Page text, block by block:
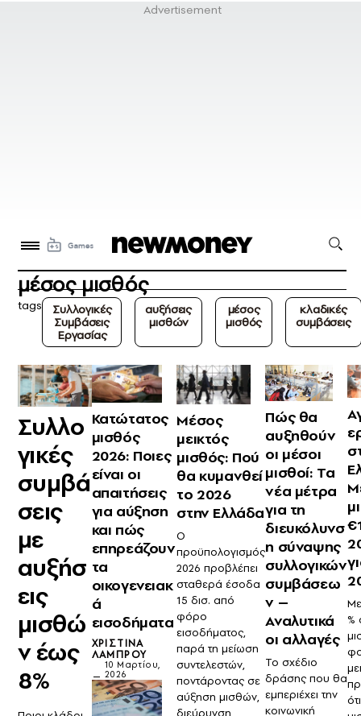
μέσος μισθός
tags
Συλλογικές
Συμβάσεις
Εργασίας
αυξήσεις
μισθών
μέσος
μισθός
κλαδικές
συμβάσεις
Συλλο
γικές
συμβά
σεις
με
αυξήσ
εις
μισθώ
ν έως
8%
Κατώτατος
μισθός
2026: Ποιες
είναι οι
απαιτήσεις
για αύξηση
και πώς
επηρεάζουν
τα
οικογενειακ
ά
εισοδήματα
ΧΡΙΣΤΊΝΑ
ΛΆΜΠΡΟΥ
10 Μαρτίου,
2026
Μέσος
μεικτός
μισθός: Πού
θα κυμανθεί
το 2026
στην Ελλάδα
Ο
προϋπολογισμός
2026 προβλέπει
σταθερά έσοδα
15 δισ. από
φόρο
εισοδήματος,
παρά τη μείωση
συντελεστών,
ποντάροντας σε
αύξηση μισθών,
Πώς θα
αυξηθούν
οι μέσοι
μισθοί: Τα
νέα μέτρα
για τη
διευκόλυνσ
η σύναψης
συλλογικών
συμβάσεω
ν –
Αναλυτικά
οι αλλαγές
Το σχέδιο
δράσης που θα
εμπεριέχει την
κοινωνική
%